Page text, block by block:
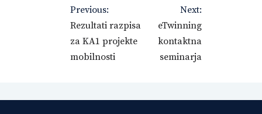
Navigacija
prispevka
Previous:
Rezultati razpisa
za KA1 projekte
mobilnosti
Next:
eTwinning
kontaktna
seminarja